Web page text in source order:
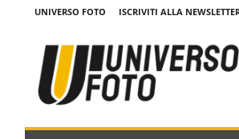
UNIVERSO FOTO ISCRIVITI ALLA